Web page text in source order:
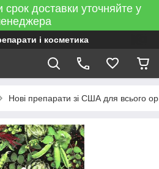
доставки уточняйте у
і косметика
Нові препарати зі США для всього